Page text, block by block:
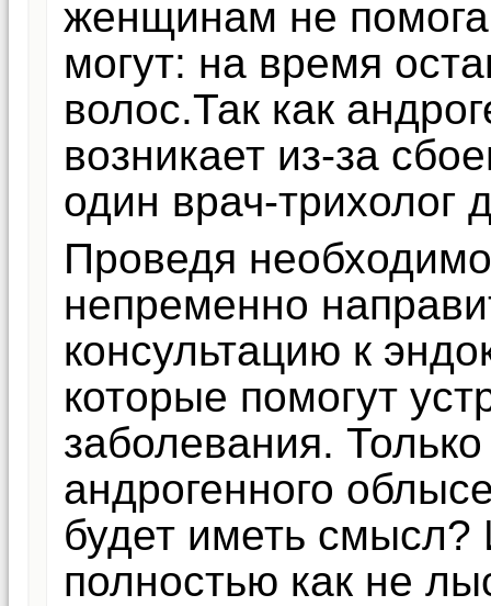
женщинам не
могут: на время
волос.Так как
возникает из-за
один врач-трихолог
Проведя
непременно
консультацию к
которые помогут
заболевания.
андрогенного
будет иметь
полностью как не